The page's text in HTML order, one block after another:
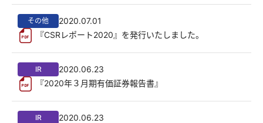
その他
2020.07.01
『CSRレポート2020』を発行いたしました。
IR
2020.06.23
『2020年３月期有価証券報告書』
IR
2020.06.23